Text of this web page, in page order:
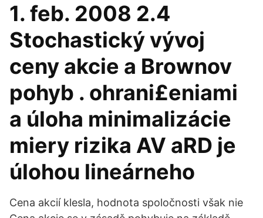
1. feb. 2008 2.4
Stochastický vývoj
ceny akcie a Brownov
pohyb . ohrani£eniami
a úloha minimalizácie
miery rizika AV aRD je
úlohou lineárneho
Cena akcií klesla, hodnota spoločnosti však nie